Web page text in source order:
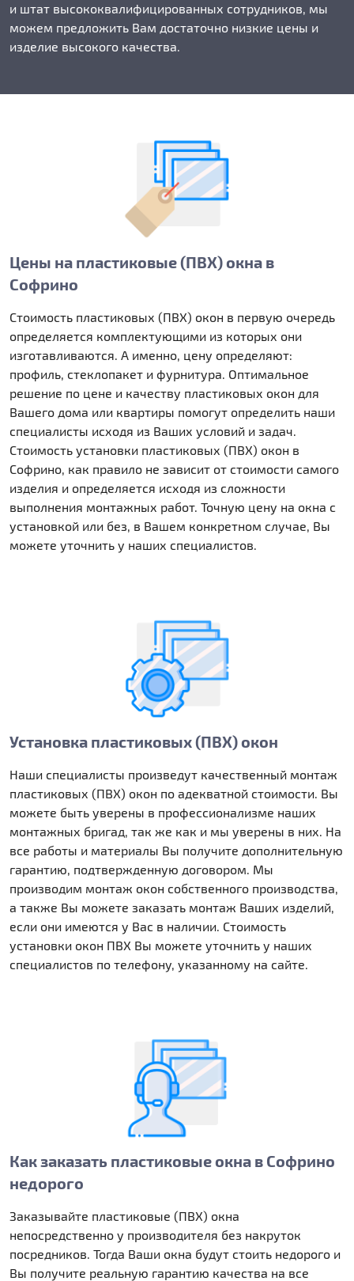
и штат высококвалифицированных сотрудников, мы
можем предложить Вам достаточно низкие цены и
изделие высокого качества.
Цены на пластиковые (ПВХ) окна в
Софрино
Стоимость пластиковых (ПВХ) окон в первую очередь
определяется комплектующими из которых они
изготавливаются. А именно, цену определяют:
профиль, стеклопакет и фурнитура. Оптимальное
решение по цене и качеству пластиковых окон для
Вашего дома или квартиры помогут определить наши
специалисты исходя из Ваших условий и задач.
Стоимость установки пластиковых (ПВХ) окон в
Софрино, как правило не зависит от стоимости самого
изделия и определяется исходя из сложности
выполнения монтажных работ. Точную цену на окна с
установкой или без, в Вашем конкретном случае, Вы
можете уточнить у наших специалистов.
Установка пластиковых (ПВХ) окон
Наши специалисты произведут качественный монтаж
пластиковых (ПВХ) окон по адекватной стоимости. Вы
можете быть уверены в профессионализме наших
монтажных бригад, так же как и мы уверены в них. На
все работы и материалы Вы получите дополнительную
гарантию, подтвержденную договором. Мы
производим монтаж окон собственного производства,
а также Вы можете заказать монтаж Ваших изделий,
если они имеются у Вас в наличии. Стоимость
установки окон ПВХ Вы можете уточнить у наших
специалистов по телефону, указанному на сайте.
Как заказать пластиковые окна в Софрино
недорого
Заказывайте пластиковые (ПВХ) окна
непосредственно у производителя без накруток
посредников. Тогда Ваши окна будут стоить недорого и
Вы получите реальную гарантию качества на все